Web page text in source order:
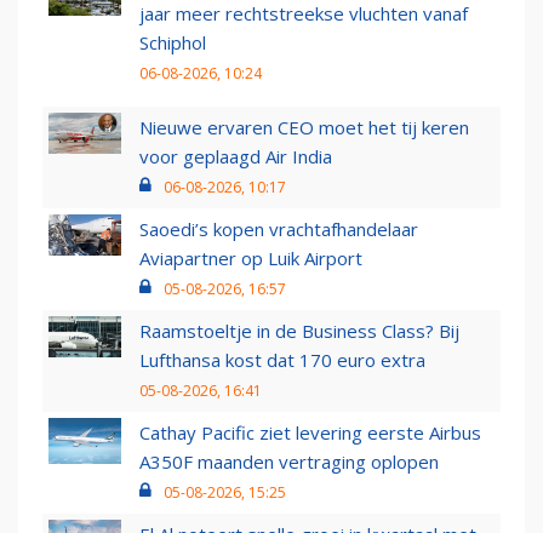
jaar meer rechtstreekse vluchten vanaf
Schiphol
06-08-2026, 10:24
Nieuwe ervaren CEO moet het tij keren
voor geplaagd Air India
06-08-2026, 10:17
Saoedi’s kopen vrachtafhandelaar
Aviapartner op Luik Airport
05-08-2026, 16:57
Raamstoeltje in de Business Class? Bij
Lufthansa kost dat 170 euro extra
05-08-2026, 16:41
Cathay Pacific ziet levering eerste Airbus
A350F maanden vertraging oplopen
05-08-2026, 15:25